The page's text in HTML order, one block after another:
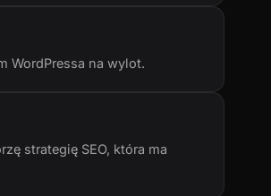
WordPressa na wylot.
strategię SEO, która ma